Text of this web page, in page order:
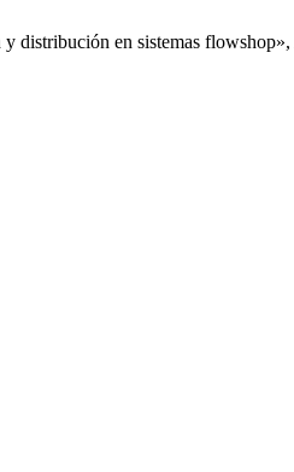
distribución en sistemas flowshop»,